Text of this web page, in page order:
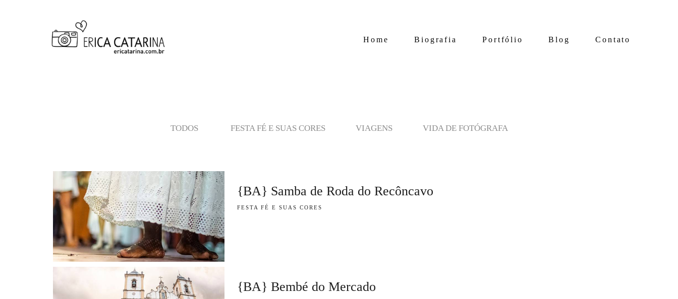
Home Biografia Portfólio Blog Contato
TODOS FESTA FÉ E SUAS CORES VIAGENS VIDA DE FOTÓGRAFA
{BA} Samba de Roda do Recôncavo
FESTA FÉ E SUAS CORES
{BA} Bembé do Mercado